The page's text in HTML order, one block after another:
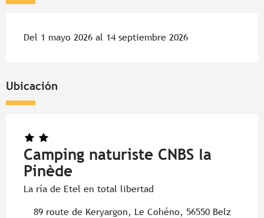
Del 1 mayo 2026 al 14 septiembre 2026
Ubicación
Camping naturiste CNBS la
Pinède
La ría de Etel en total libertad
89 route de Keryargon, Le Cohéno, 56550 Belz